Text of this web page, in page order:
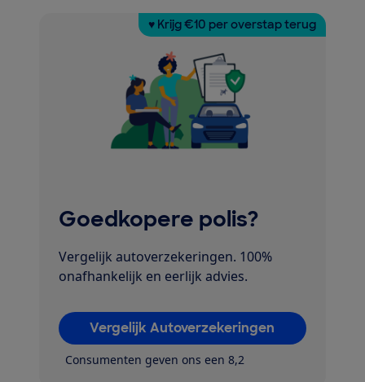
♥ Krijg €10 per overstap terug
Goedkopere polis?
Vergelijk autoverzekeringen. 100%
onafhankelijk en eerlijk advies.
Vergelijk Autoverzekeringen
Consumenten geven ons een 8,2